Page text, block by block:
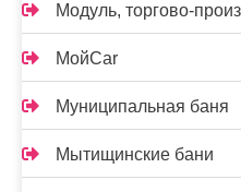
Модуль, торгово-
МойCar
Муниципальная баня
Мытищинские бани